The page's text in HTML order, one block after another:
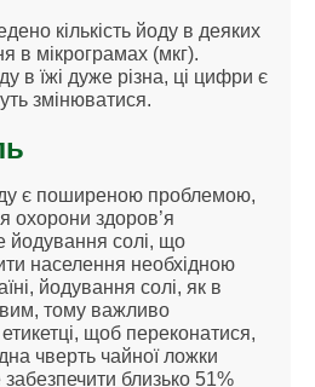
кількість йоду в деяких
в мікрограмах (мкг).
в їжі дуже різна, ці цифри є
змінюватися.
є поширеною проблемою,
охорони здоров’я
йодування солі, що
населення необхідною
йодування солі, як в
тому важливо
щоб переконатися,
чверть чайної ложки
близько 51%